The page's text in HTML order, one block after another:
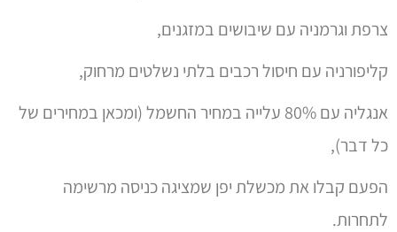
צרפת וגרמניה עם שיבושים במזגנים,
קליפורניה עם חיסול רכבים בלתי נשלטים מרחוק,
אנגליה עם 80% עלייה במחיר החשמל (ומכאן במחירים של
כל דבר),
הפעם קבלו את מכשלת יפן שמציגה כניסה מרשימה
לתחרות.